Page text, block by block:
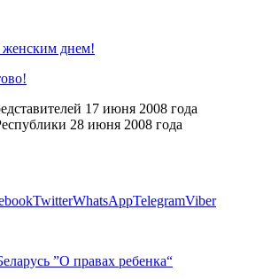
днем!
17 июня 2008 года
28 июня 2008 года
TwitterWhatsAppTelegramViber
”О правах ребенка“